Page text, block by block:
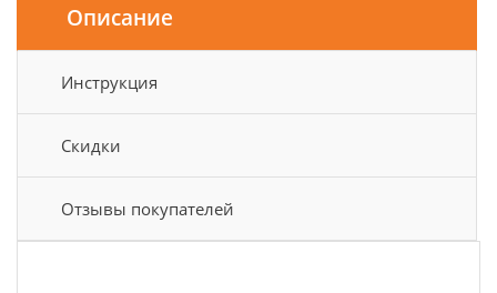
Описание
Инструкция
Скидки
Отзывы покупателей